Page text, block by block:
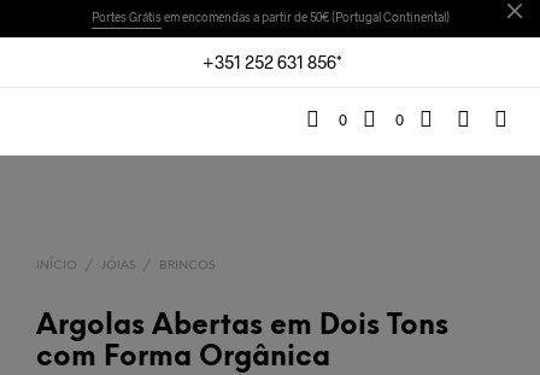
Portes Grátisem encomendas a partir de 50€ (Portugal Continental)
+351 252 631 856*
0 0
INÍCIO / JÓIAS / BRINCOS
Argolas Abertas em Dois Tons
com Forma Orgânica